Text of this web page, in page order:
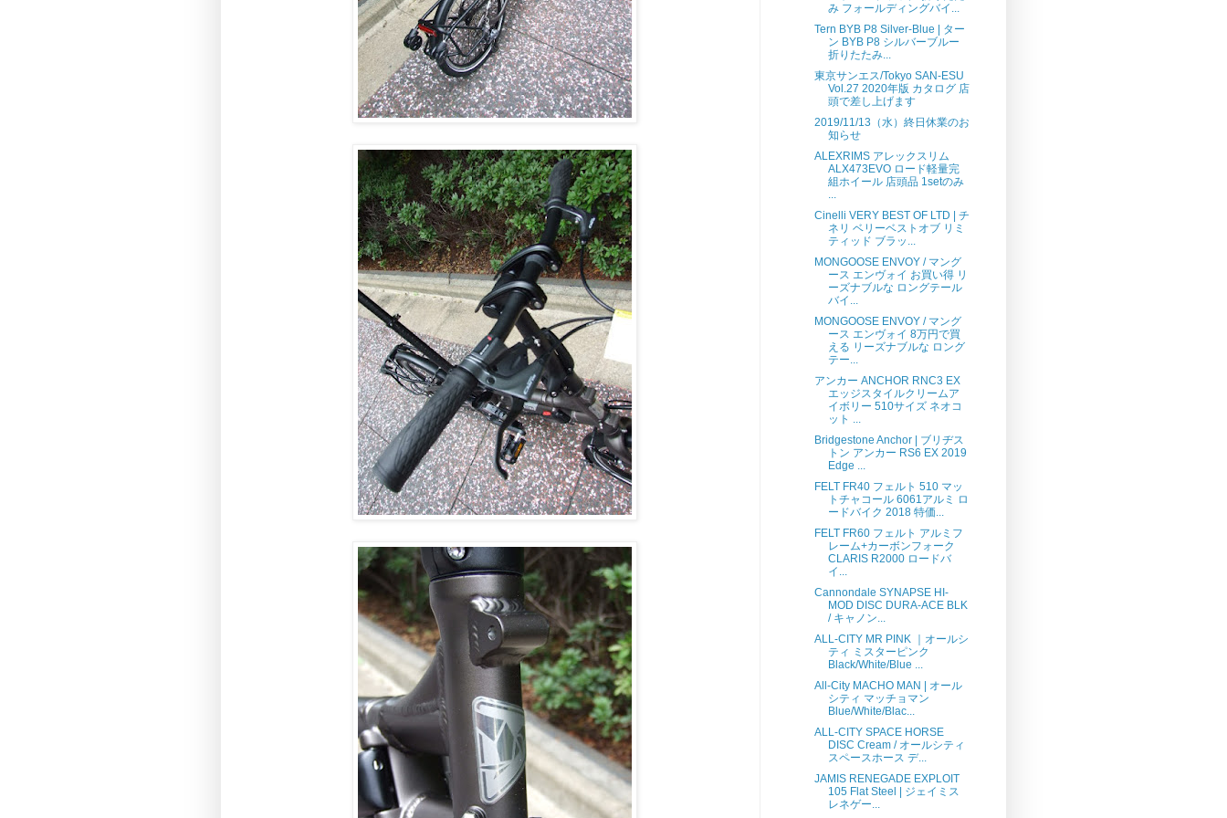
み フォールディングバイ...
Tern BYB P8 Silver-Blue | ター
ン BYB P8 シルバーブルー
折りたたみ...
東京サンエス/Tokyo SAN-ESU
Vol.27 2020年版 カタログ 店
頭で差し上げます
2019/11/13（水）終日休業のお
知らせ
ALEXRIMS アレックスリム
ALX473EVO ロード軽量完
組ホイール 店頭品 1setのみ
Cinelli VERY BEST OF LTD | チ
ネリ ベリーベストオブ リミ
ティッド ブラッ...
MONGOOSE ENVOY / マング
ース エンヴォイ お買い得 リ
ーズナブルな ロングテール
バイ...
MONGOOSE ENVOY / マング
ース エンヴォイ 8万円で買
える リーズナブルな ロング
テー...
アンカー ANCHOR RNC3 EX
エッジスタイルクリームア
イボリー 510サイズ ネオコ
ット ...
Bridgestone Anchor | ブリヂス
トン アンカー RS6 EX 2019
Edge ...
FELT FR40 フェルト 510 マッ
トチャコール 6061アルミ ロ
ードバイク 2018 特価...
FELT FR60 フェルト アルミフ
レーム+カーボンフォーク
CLARIS R2000 ロードバ
イ...
Cannondale SYNAPSE HI-
MOD DISC DURA-ACE BLK
/ キャノン...
ALL-CITY MR PINK ｜オールシ
ティ ミスターピンク
Black/White/Blue ...
All-City MACHO MAN | オール
シティ マッチョマン
Blue/White/Blac...
ALL-CITY SPACE HORSE
DISC Cream / オールシティ
スペースホース デ...
JAMIS RENEGADE EXPLOIT
105 Flat Steel | ジェイミス
レネゲー...